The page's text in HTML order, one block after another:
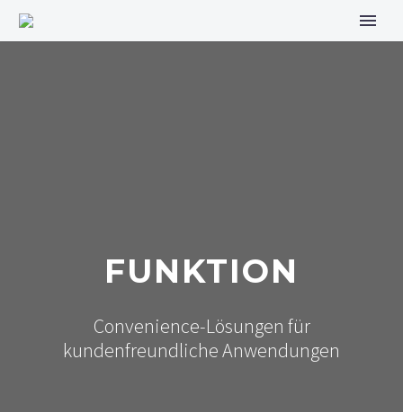
FUNKTION
Convenience-Lösungen für
kundenfreundliche Anwendungen